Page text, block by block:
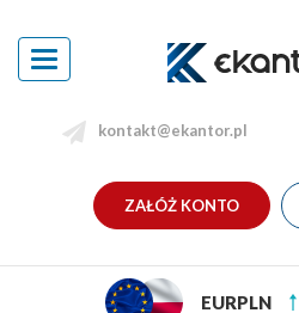
Toggle
navigation
kontakt@ekantor.pl
ZAŁÓŻ KONTO
EURPLN